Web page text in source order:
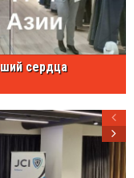
сердца